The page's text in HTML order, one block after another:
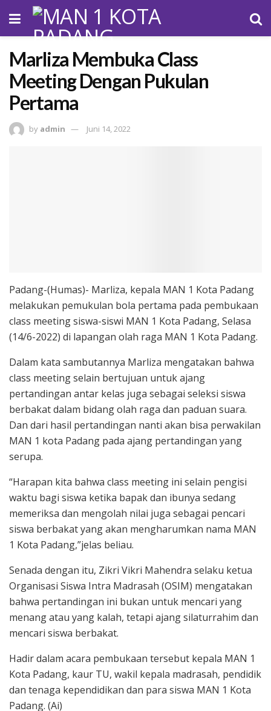
Marliza Membuka Class
Meeting Dengan Pukulan
Pertama
by admin Juni 14, 2022
Padang-(Humas)- Marliza, kepala MAN 1 Kota Padang
melakukan pemukulan bola pertama pada pembukaan
class meeting siswa-siswi MAN 1 Kota Padang, Selasa
(14/6-2022) di lapangan olah raga MAN 1 Kota Padang.
Dalam kata sambutannya Marliza mengatakan bahwa
class meeting selain bertujuan untuk ajang
pertandingan antar kelas juga sebagai seleksi siswa
berbakat dalam bidang olah raga dan paduan suara.
Dan dari hasil pertandingan nanti akan bisa perwakilan
MAN 1 kota Padang pada ajang pertandingan yang
serupa.
“Harapan kita bahwa class meeting ini selain pengisi
waktu bagi siswa ketika bapak dan ibunya sedang
memeriksa dan mengolah nilai juga sebagai pencari
siswa berbakat yang akan mengharumkan nama MAN
1 Kota Padang,”jelas beliau.
Senada dengan itu, Zikri Vikri Mahendra selaku ketua
Organisasi Siswa Intra Madrasah (OSIM) mengatakan
bahwa pertandingan ini bukan untuk mencari yang
menang atau yang kalah, tetapi ajang silaturrahim dan
mencari siswa berbakat.
Hadir dalam acara pembukaan tersebut kepala MAN 1
Kota Padang, kaur TU, wakil kepala madrasah, pendidik
dan tenaga kependidikan dan para siswa MAN 1 Kota
Padang. (Ai)